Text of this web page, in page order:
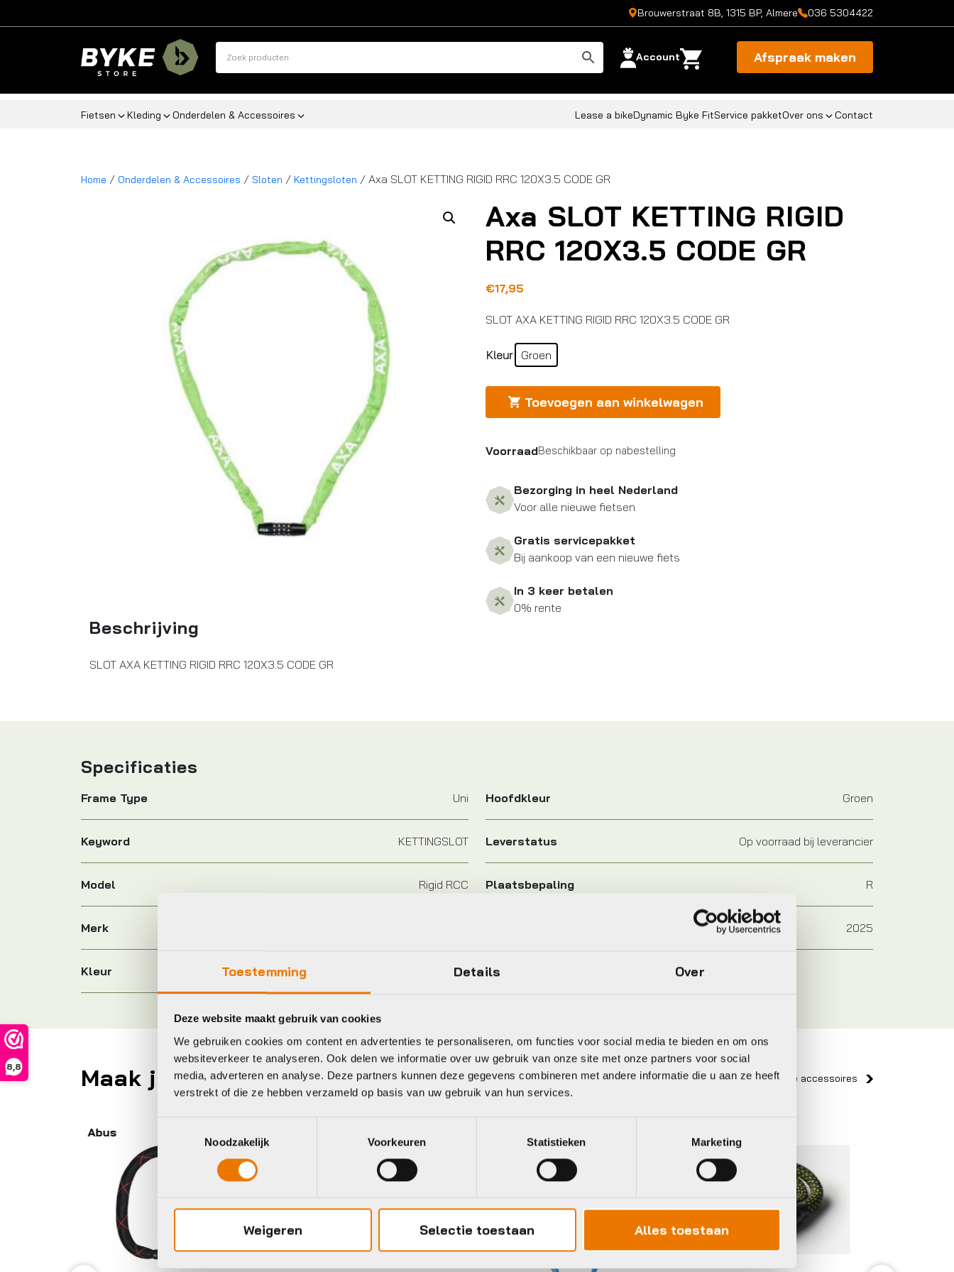
Toestemming Details Over
Deze website maakt gebruik van cookies
We gebruiken cookies om content en advertenties te personaliseren, om functies voor social media te bieden en om ons
websiteverkeer te analyseren. Ook delen we informatie over uw gebruik van onze site met onze partners voor social
media, adverteren en analyse. Deze partners kunnen deze gegevens combineren met andere informatie die u aan ze heeft
verstrekt of die ze hebben verzameld op basis van uw gebruik van hun services.
Noodzakelijk
Voorkeuren Statistieken Marketing
Weigeren Selectie toestaan Alles toestaan
8,8
Brouwerstraat 8B, 1315 BP, Almere 036 5304422
Account Afspraak maken
Fietsen Kleding Onderdelen & Accessoires Lease a bikeDynamic Byke FitService pakketOver ons Contact
Home / Onderdelen & Accessoires / Sloten / Kettingsloten / Axa SLOT KETTING RIGID RRC 120X3.5 CODE GR
Beschrijving
SLOT AXA KETTING RIGID RRC 120X3.5 CODE GR
Axa SLOT KETTING RIGID
RRC 120X3.5 CODE GR
€17,95
SLOT AXA KETTING RIGID RRC 120X3.5 CODE GR
Kleur Groen
Toevoegen aan winkelwagen
VoorraadBeschikbaar op nabestelling
Bezorging in heel Nederland
Voor alle nieuwe fietsen
Gratis servicepakket
Bij aankoop van een nieuwe fiets
In 3 keer betalen
0% rente
Specificaties
Frame Type Uni Hoofdkleur Groen
Keyword KETTINGSLOT Leverstatus Op voorraad bij leverancier
Model Rigid RCC Plaatsbepaling R
Merk 2025
Kleur Groen
Maak je fiets compleet Bekijk alle accessoires
Tex-lock